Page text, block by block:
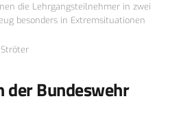
die Lehrgangsteilnehmer in zwei
besonders in Extremsituationen
der Bundeswehr